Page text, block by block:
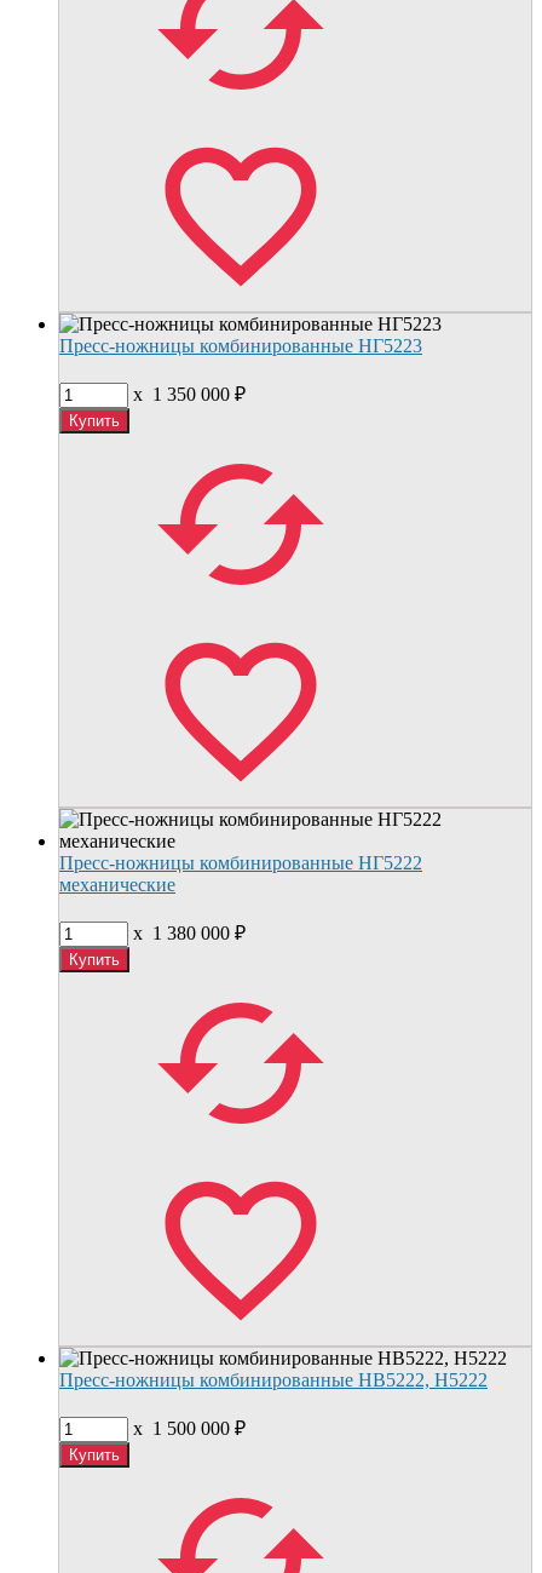
Пресс-ножницы комбинированные НГ5223
x 1 350 000 ₽
Пресс-ножницы комбинированные НГ5222
механические
x 1 380 000 ₽
Пресс-ножницы комбинированные НВ5222, Н5222
x 1 500 000 ₽